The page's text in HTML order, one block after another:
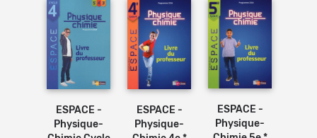
ESPACE -
Physique-
ESPACE -
Physique-
ESPACE -
Physique-